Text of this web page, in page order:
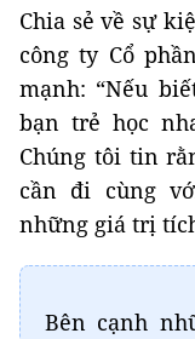
Chia sẻ về sự
công ty Cổ
mạnh: “Nếu
bạn trẻ học
Chúng tôi tin
cần đi cùng
những giá trị
Bên cạnh